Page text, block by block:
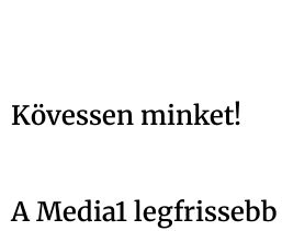
Kövessen minket!
A Media1